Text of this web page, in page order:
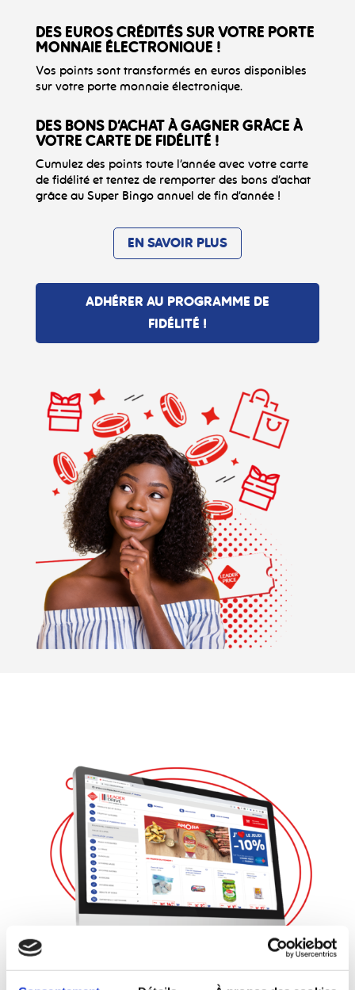
DES EUROS CRÉDITÉS SUR VOTRE PORTE
MONNAIE ÉLECTRONIQUE !
Vos points sont transformés en euros disponibles
sur votre porte monnaie électronique.
DES BONS D’ACHAT À GAGNER GRÂCE À
VOTRE CARTE DE FIDÉLITÉ !
Cumulez des points toute l’année avec votre carte
de fidélité et tentez de remporter des bons d’achat
grâce au Super Bingo annuel de fin d’année !
EN SAVOIR PLUS
ADHÉRER AU PROGRAMME DE
FIDÉLITÉ !